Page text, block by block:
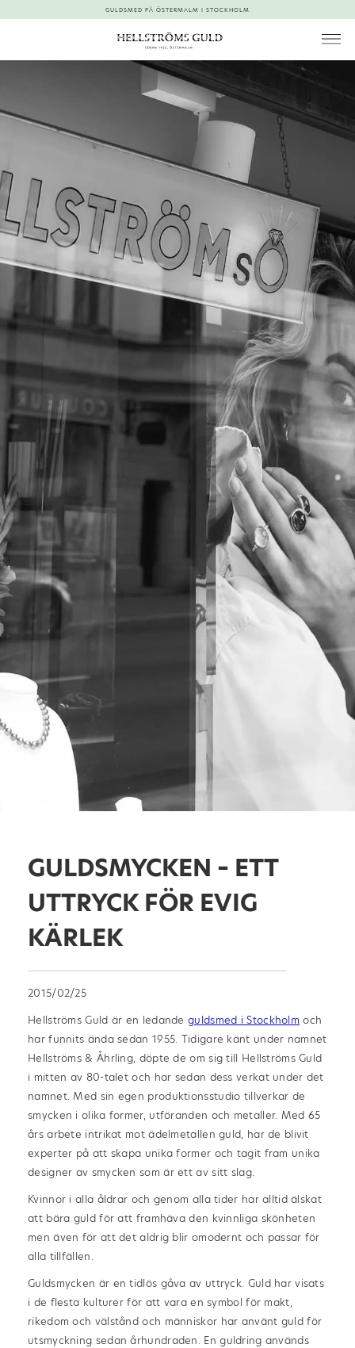
GULDSMED PÅ ÖSTERMALM I STOCKHOLM
GULDSMYCKEN – ETT
UTTRYCK FÖR EVIG
KÄRLEK
2015/02/25
Hellströms Guld är en ledandeguldsmed i Stockholm och
har funnits ända sedan 1955. Tidigare känt under namnet
Hellströms & Åhrling, döpte de om sig till Hellströms Guld
i mitten av 80-talet och har sedan dess verkat under det
namnet. Med sin egen produktionsstudio tillverkar de
smycken i olika former, utföranden och metaller. Med 65
års arbete intrikat mot ädelmetallen guld, har de blivit
experter på att skapa unika former och tagit fram unika
designer av smycken som är ett av sitt slag.
Kvinnor i alla åldrar och genom alla tider har alltid älskat
att bära guld för att framhäva den kvinnliga skönheten
men även för att det aldrig blir omodernt och passar för
alla tillfällen.
Guldsmycken är en tidlös gåva av uttryck. Guld har visats
i de flesta kulturer för att vara en symbol för makt,
rikedom och välstånd och människor har använt guld för
utsmyckning sedan århundraden. En guldring används